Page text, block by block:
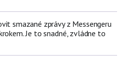
smazané zprávy z Messengeru
Je to snadné, zvládne to